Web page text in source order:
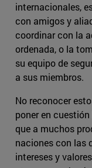
internacionales,
con amigos y
coordinar con la
ordenada, o la
su equipo de
a sus miembros.
No reconocer
poner en
que a muchos
naciones con las
intereses y